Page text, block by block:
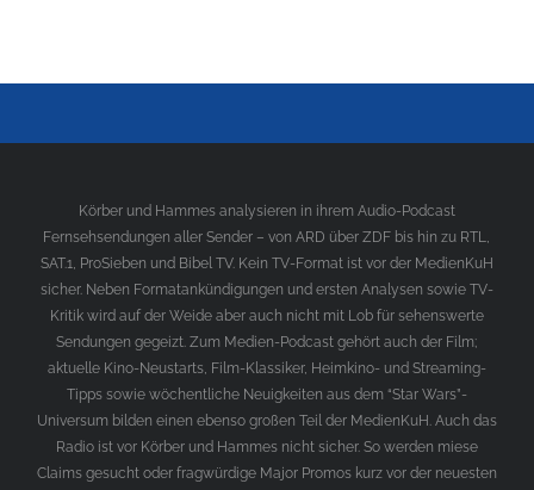
Körber und Hammes analysieren in ihrem Audio-Podcast
Fernsehsendungen aller Sender – von ARD über ZDF bis hin zu RTL,
SAT.1, ProSieben und Bibel TV. Kein TV-Format ist vor der MedienKuH
sicher. Neben Formatankündigungen und ersten Analysen sowie TV-
Kritik wird auf der Weide aber auch nicht mit Lob für sehenswerte
Sendungen gegeizt. Zum Medien-Podcast gehört auch der Film;
aktuelle Kino-Neustarts, Film-Klassiker, Heimkino- und Streaming-
Tipps sowie wöchentliche Neuigkeiten aus dem “Star Wars”-
Universum bilden einen ebenso großen Teil der MedienKuH. Auch das
Radio ist vor Körber und Hammes nicht sicher. So werden miese
Claims gesucht oder fragwürdige Major Promos kurz vor der neuesten